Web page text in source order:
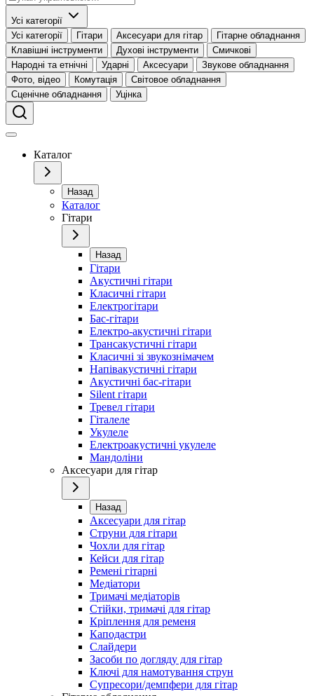
Усі категорії
Усі категорії
Гітари Аксесуари для гітар
Гітарне обладнання
Клавішні інструменти
Духові інструменти
Смичкові
Народні та етнічні
Ударні Аксесуари
Звукове обладнання
Фото, відео
Комутація
Світовое обладнання
Сценічне обладнання
Уцінка
Каталог
Назад
Каталог
Гітари
Назад
Гітари
Акустичні гітари
Класичні гітари
Електрогітари
Бас-гітари
Електро-акустичні гітари
Трансакустичні гітари
Класичні зі звукознімачем
Напівакустичні гітари
Акустичні бас-гітари
Silent гітари
Тревел гітари
Гіталеле
Укулеле
Електроакустичні укулеле
Мандоліни
Аксесуари для гітар
Назад
Аксесуари для гітар
Струни для гітари
Чохли для гітар
Кейси для гітар
Ремені гітарні
Медіатори
Тримачі медіаторів
Стійки, тримачі для гітар
Кріплення для ременя
Каподастри
Слайдери
Засоби по догляду для гітар
Ключі для намотування струн
Супресори/демпфери для гітар